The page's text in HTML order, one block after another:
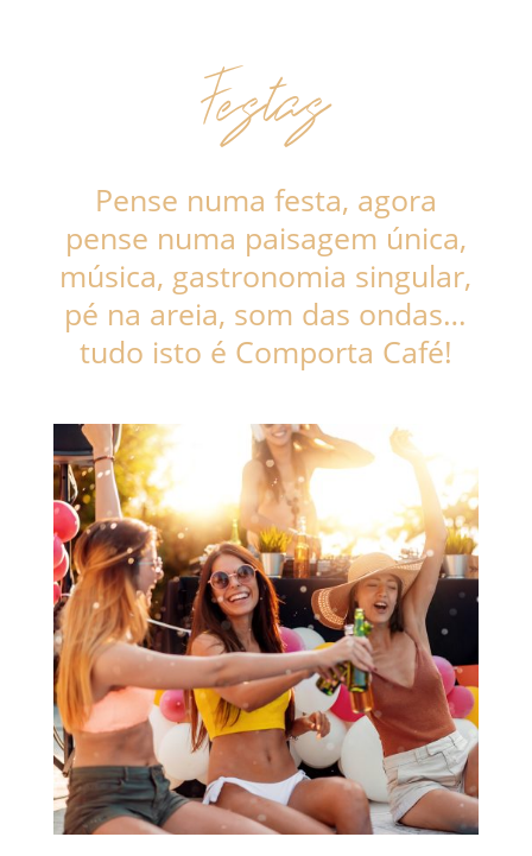
Festas
Pense numa festa, agora
pense numa paisagem única,
música, gastronomia singular,
pé na areia, som das ondas…
tudo isto é Comporta Café!